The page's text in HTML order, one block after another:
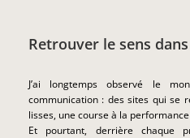
Retrouver le sens
J’ai longtemps observé le
communication : des sites qui se
lisses, une course à la
Et pourtant, derrière